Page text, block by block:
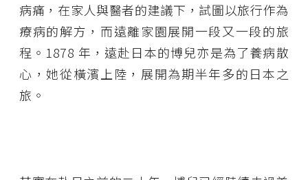
病痛，在家人與醫者的建議下，試圖以旅行作為
療病的解方，而遠離家園展開一段又一段的旅
程。1878 年，遠赴日本的博兒亦是為了養病散
心，她從橫濱上陸，展開為期半年多的日本之
旅。